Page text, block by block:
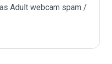
Adult webcam spam /